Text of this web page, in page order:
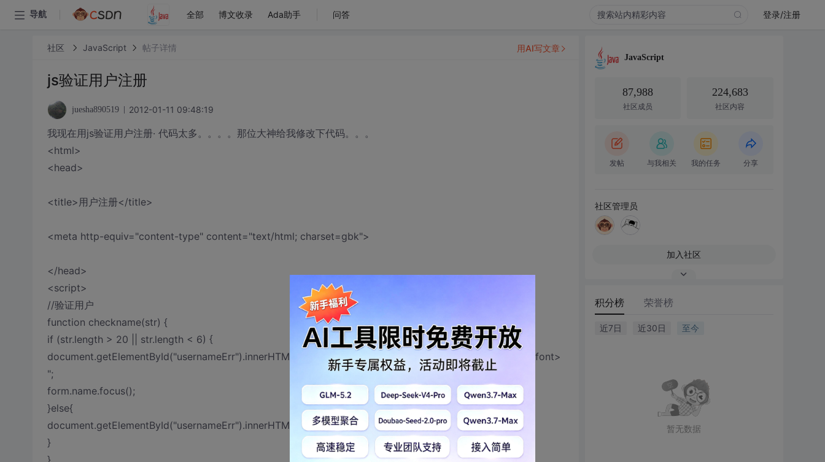
导航 全部 博文收录 Ada助手 问答 登录/注册
社区 JavaScript 帖子详情
js验证用户注册
juesha890519 2012-01-11 09:48:19
我现在用js验证用户注册· 代码太多。。。。那位大神给我修改下代码。。。
<html>
<head>
<title>用户注册</title>
<meta http-equiv="content-type" content="text/html; charset=gbk">
</head>
<script>
//验证用户
function checkname(str) {
if (str.length > 20 || str.length < 6) {
document.getElementById("usernameErr").innerHTML = "<font color='red'>用户名必须大于3位小于20位</font>
";
form.name.focus();
}else{
document.getElementById("usernameErr").innerHTML = "<font>用户名必须大于3位小于20位</font> ";
}
}
用AI写文章
JavaScript
87,988
社区成员
224,683
社区内容
发帖 与我相关 我的任务 分享
社区管理员
加入社区
积分榜 荣誉榜
近7日 近30日 至今
暂无数据